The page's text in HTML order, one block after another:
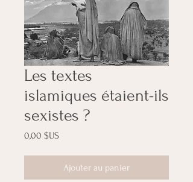
Les textes
islamiques étaient-ils
sexistes ?
0,00 $USPrix
Ajouter au panier